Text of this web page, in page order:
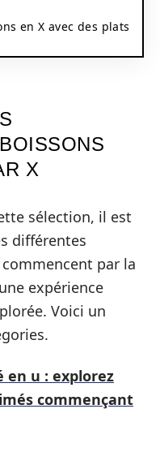
en X avec des plats
X
sélection, il est
différentes
par la
expérience
Voici un
en u : explorez
commençant